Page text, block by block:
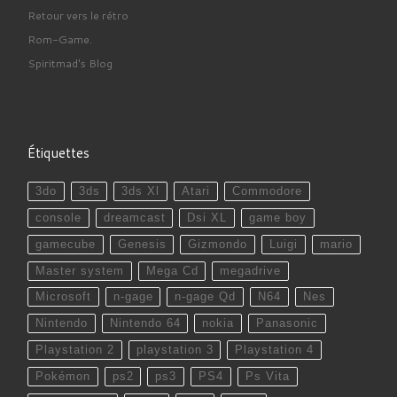
Retour vers le rétro
Rom-Game.
Spiritmad's Blog
Étiquettes
3do 3ds 3ds Xl Atari Commodore
console dreamcast Dsi XL game boy
gamecube Genesis Gizmondo Luigi mario
Master system Mega Cd megadrive
Microsoft n-gage n-gage Qd N64 Nes
Nintendo Nintendo 64 nokia Panasonic
Playstation 2 playstation 3 Playstation 4
Pokémon ps2 ps3 PS4 Ps Vita